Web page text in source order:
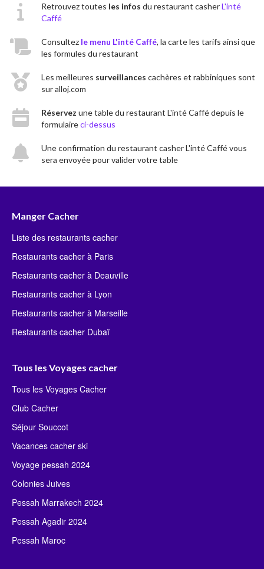
Retrouvez toutes les infos du restaurant casherL'inté
Caffé
Consultez le menu L'inté Caffé, la carte les tarifs ainsi que
les formules du restaurant
Les meilleures surveillances cachères et rabbiniques sont
sur alloj.com
Réservez une table du restaurant L'inté Caffé depuis le
formulaireci-dessus
Une confirmation du restaurant casher L'inté Caffé vous
sera envoyée pour valider votre table
Manger Cacher
Liste des restaurants cacher
Restaurants cacher à Paris
Restaurants cacher à Deauville
Restaurants cacher à Lyon
Restaurants cacher à Marseille
Restaurants cacher Dubaï
Tous les Voyages cacher
Tous les Voyages Cacher
Club Cacher
Séjour Souccot
Vacances cacher ski
Voyage pessah 2024
Colonies Juives
Pessah Marrakech 2024
Pessah Agadir 2024
Pessah Maroc